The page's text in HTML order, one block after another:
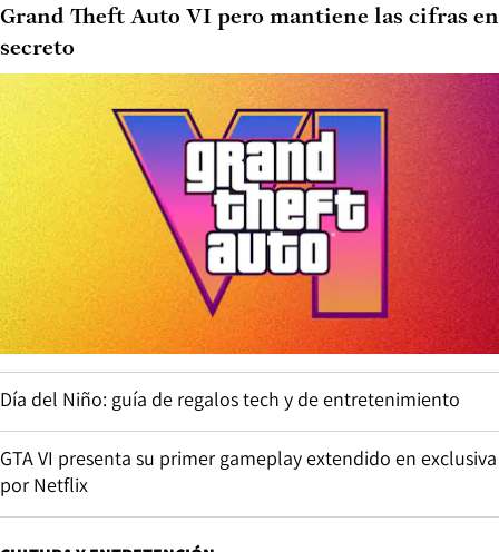
Grand Theft Auto VI pero mantiene las cifras en
secreto
Día del Niño: guía de regalos tech y de entretenimiento
GTA VI presenta su primer gameplay extendido en exclusiva
por Netflix